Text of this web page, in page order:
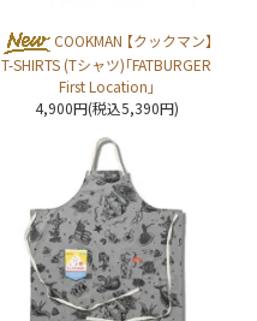
COOKMAN 【クックマン】
T-SHIRTS (Tシャツ)「FATBURGER
First Location」
4,900円(税込5,390円)